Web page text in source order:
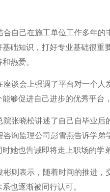
己在施工单位工作多年的
础知识，打好专业基础很
热爱。
会上强调了平台对一个人
够促进自己进步的优秀平台
晓松讲述了自己自毕业后
询监理公司彭雪燕告诉学
她也告诫即将走上职场的学
表示，随着时间的推进，
也逐渐被同行认可。